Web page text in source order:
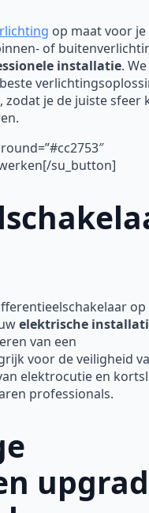
op maat voor je
of
installatie. We
je de juiste sfeer
su_button]
op
elektrische
van een
voor de veiligheid
elektrocutie en
professionals.